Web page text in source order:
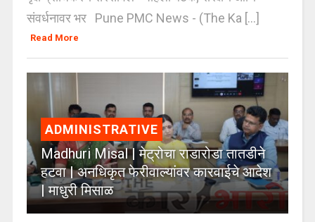
संवर्धनावर भर Pune PMC News - (The Ka [...]
Read More
ADMINISTRATIVE
Madhuri Misal | मेट्रोचा राडारोडा तातडीने
हटवा | अनधिकृत फेरीवाल्यांवर कारवाईचे आदेश
| माधुरी मिसाळ